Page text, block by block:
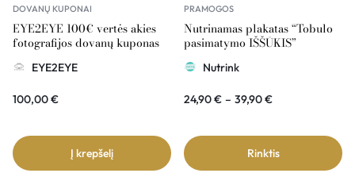
DOVANŲ KUPONAI
EYE2EYE 100€ vertės akies
fotografijos dovanų kuponas
EYE2EYE
100,00€
Į krepšelį
PRAMOGOS
Nutrinamas plakatas “Tobulo
pasimatymo IŠŠŪKIS”
Nutrink
24,90€ – 39,90€
Rinktis